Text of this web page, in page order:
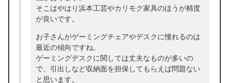
そこはやはり浜本工芸やカリモク家具のほうが精度
が良いです。
お子さんがゲーミングチェアやデスクに憧れるのは
最近の傾向ですね。
ゲーミングデスクに関しては丈夫なものが多いの
で、引出しなど収納面を担保してもらえば問題ない
と思います。